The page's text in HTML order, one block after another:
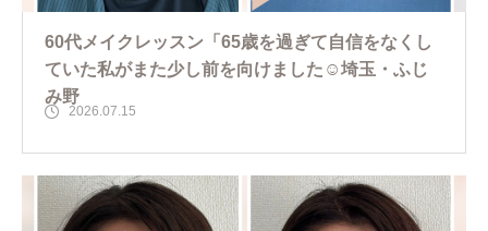
60代メイクレッスン「65歳を過ぎて自信をなくし
ていた私がまた少し前を向けました☺️埼玉・ふじ
み野
2026.07.15